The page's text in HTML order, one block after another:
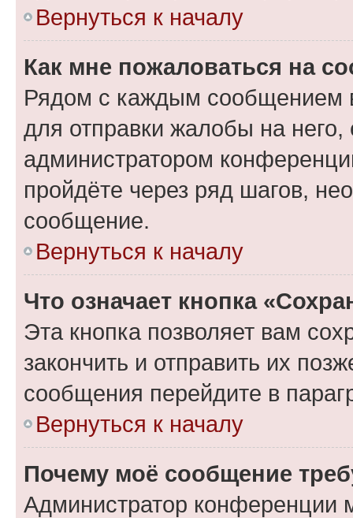
Вернуться к началу
Как мне пожаловаться на
Рядом с каждым сообщением
для отправки жалобы на
администратором
пройдёте через ряд шагов,
сообщение.
Вернуться к началу
Что означает кнопка
Эта кнопка позволяет вам
закончить и отправить их
сообщения перейдите в
Вернуться к началу
Почему моё сообщение
Администратор конференции